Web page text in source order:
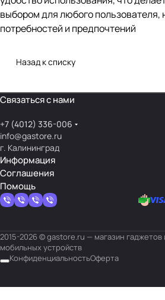
выбором для любого пользователя,
потребностей и предпочтений
Назад к списку
Связаться с нами
+7 (4012) 336-006
info@gastore.ru
г. Калининград
Информация
Соглашения
Помощь
2015-2026 © gastore.ru — магазин гаджетов
мобильных устройств
КонфиденциальностьОферта